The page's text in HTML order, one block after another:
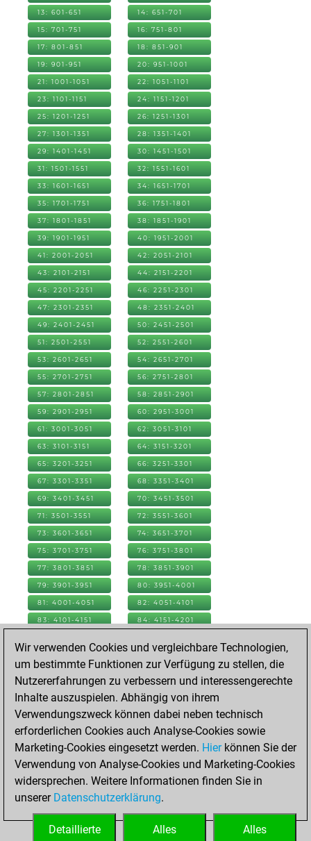
13: 601-651 14: 651-701
15: 701-751 16: 751-801
17: 801-851 18: 851-901
19: 901-951 20: 951-1001
21: 1001-1051 22: 1051-1101
23: 1101-1151 24: 1151-1201
25: 1201-1251 26: 1251-1301
27: 1301-1351 28: 1351-1401
29: 1401-1451 30: 1451-1501
31: 1501-1551 32: 1551-1601
33: 1601-1651 34: 1651-1701
35: 1701-1751 36: 1751-1801
37: 1801-1851 38: 1851-1901
39: 1901-1951 40: 1951-2001
41: 2001-2051 42: 2051-2101
43: 2101-2151 44: 2151-2201
45: 2201-2251 46: 2251-2301
47: 2301-2351 48: 2351-2401
49: 2401-2451 50: 2451-2501
51: 2501-2551 52: 2551-2601
53: 2601-2651 54: 2651-2701
55: 2701-2751 56: 2751-2801
57: 2801-2851 58: 2851-2901
59: 2901-2951 60: 2951-3001
61: 3001-3051 62: 3051-3101
63: 3101-3151 64: 3151-3201
65: 3201-3251 66: 3251-3301
67: 3301-3351 68: 3351-3401
69: 3401-3451 70: 3451-3501
71: 3501-3551 72: 3551-3601
73: 3601-3651 74: 3651-3701
75: 3701-3751 76: 3751-3801
77: 3801-3851 78: 3851-3901
79: 3901-3951 80: 3951-4001
81: 4001-4051 82: 4051-4101
83: 4101-4151 84: 4151-4201
88: 4351-4401
90: 4451-4501
91: 4501-4551
97: 4801-4851 98: 4851-4901
99: 4901-4951 100: 4951-5001
101: 5001-5051 102: 5051-5101
103: 5101-5151 104: 5151-5201
107: 5301-5351 108: 5351-5386
Wir verwenden Cookies und vergleichbare Technologien,
um bestimmte Funktionen zur Verfügung zu stellen, die
Nutzererfahrungen zu verbessern und interessengerechte
Inhalte auszuspielen. Abhängig von ihrem
Verwendungszweck können dabei neben technisch
erforderlichen Cookies auch Analyse-Cookies sowie
Marketing-Cookies eingesetzt werden. Hierkönnen Sie der
Verwendung von Analyse-Cookies und Marketing-Cookies
widersprechen. Weitere Informationen finden Sie in
unserer Datenschutzerklärung.
Alles
Alles
Detaillierte